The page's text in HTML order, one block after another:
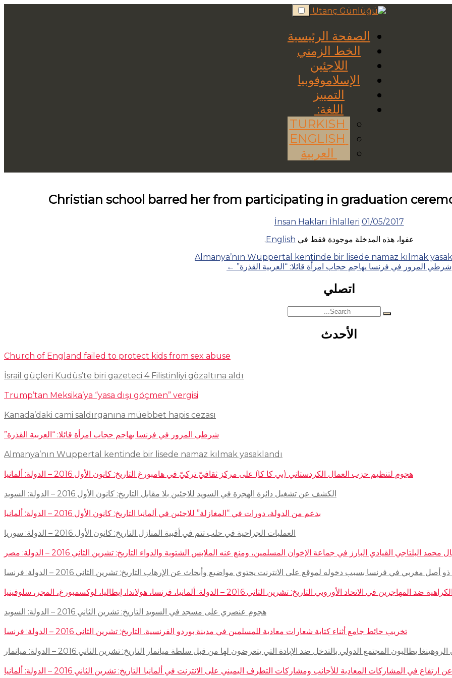
Skip
to
الصفحة الرئيسية
الخط الزمني
اللاجئين
الإسلاموفوبيا
التمييز
اللغة:
العربية
Christian school barred her from participating in graduation
01/05/2017
İnsan Hakları İhlalleri
عفوا، هذه المدخلة موجودة فقط في English
.
Almanya’nın Wuppertal kentinde bir lisede namaz kılmak
شرطي المرور في فرنسا يهاجم حجاب امرأة قائلا: “العربية القذرة” ←
اتصلي
Search
for:
الأحدث
Church of England failed to protect kids from sex abuse
İsrail güçleri Kudüs’te biri gazeteci 4 Filistinliyi gözaltına aldı
Trump’tan Meksika’ya “yasa dışı göçmen” vergisi
Kanada’daki cami saldırganına müebbet hapis cezası
شرطي المرور في فرنسا يهاجم حجاب امرأة قائلا: “العربية القذرة”
Almanya’nın Wuppertal kentinde bir lisede namaz kılmak yasaklandı
هجوم لتنظيم حزب العمال الكردستاني (بي كا كا) على مركز ثقافيّ تركيّ في هامبورغ التاريخ: كانون الأول 2016 – الدولة: ألمانيا
الكشف عن تشغيل دائرة الهجرة في السويد للاجئين بلا مقابل التاريخ: كانون الأول 2016 – الدولة: السويد
بدعم من الدولة، دورات في “المغازلة” للاجئين في ألمانيا التاريخ: كانون الأول 2016 – الدولة: ألمانيا
العمليات الجراحية في حلب تتم في أقبية المنازل التاريخ: كانون الأول 2016 – الدولة: سوريا
محمد البلتاجي القيادي البارز في جماعة الإخوان المسلمين، ومنع عنه الملابس الشتوية والدواء التاريخ: تشرين الثاني 2016 – الدولة: مصر
مغربي في فرنسا بسبب دخوله لموقع على الانترنت يحتوي مواضيع وأبحاث عن الإرهاب التاريخ: تشرين الثاني 2016 – الدولة: فرنسا
في الاتحاد الأوروبي التاريخ: تشرين الثاني 2016 – الدولة: ألمانيا، فرنسا، هولاندا، إيطاليا، لوكسمبورغ، المجر، سلوفينيا
هجوم عنصري على مسجد في السويد التاريخ: تشرين الثاني 2016 – الدولة: السويد
تخريب حائط جامع أثناء كتابة شعارات معادية للمسلمين في مدينة بوردو الفرنسية. التاريخ: تشرين الثاني 2016 – الدولة: فرنسا
يطالبون المجتمع الدولي بالتدخل ضد الإبادة التي يتعرضون لها من قبل سلطة ميانمار التاريخ: تشرين الثاني 2016 – الدولة: ميانمار
في المشاركات المعادية للأجانب ومشاركات التطرف اليميني على الانترنت في ألمانيا. التاريخ: تشرين الثاني 2016 – الدولة: ألمانيا